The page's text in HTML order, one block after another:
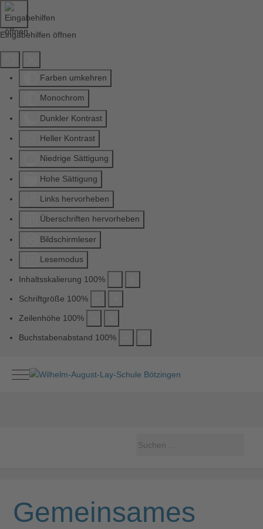
Eingabehilfen öffnen
Farben umkehren
Monochrom
Dunkler Kontrast
Heller Kontrast
Niedrige Sättigung
Hohe Sättigung
Links hervorheben
Überschriften hervorheben
Bildschirmleser
Lesemodus
Inhaltsskalierung 100%
Schriftgröße 100%
Zeilenhöhe 100%
Buchstabenabstand 100%
Mobile Menu Toggle
Gemeinsames